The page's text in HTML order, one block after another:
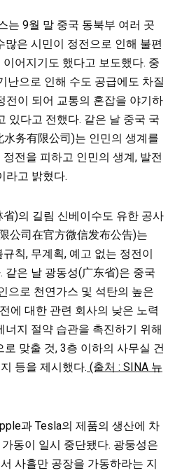
는 9월 말 중국 동북부 여러 곳
많은 시민이 정전으로 인해 불편
어지기도 했다고 보도했다. 중
난으로 인해 수도 공급에도 차질
전이 되어 교통의 혼잡을 야기하
있다고 전했다. 같은 날 중국 국
务有限公司)는 인민의 생계를
전을 피하고 인민의 생계, 발전
라고 밝혔다.
)의 길림 신베이수도 유한 공사
公司在官方微信发布公告)는
칙, 무계획, 예고 없는 정전이
같은 날 광동성(广东省)은 중국
으로 천연가스 및 석탄의 높은
에 대한 관련 회사의 낮은 노력
너지 절약 습관을 촉진하기 위해
로 맞출 것, 3층 이하의 사무실 건
등을 제시했다. (출처 : SINA 뉴
과 Tesla의 제품의 생산에 차
동이 일시 중단됐다. 광둥성은
사흘만 공장을 가동하라는 지